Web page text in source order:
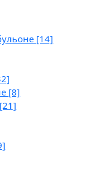
[14]
[8]
[21]